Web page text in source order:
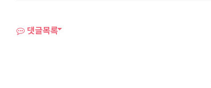
댓글목록